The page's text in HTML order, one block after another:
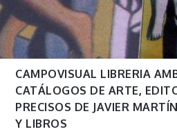
CAMPOVISUAL LIBRERIA
CATÁLOGOS DE ARTE,
PRECISOS DE JAVIER
Y LIBROS